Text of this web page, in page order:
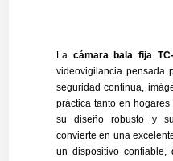
La cámara bala fija TC-
videovigilancia pensada
seguridad continua,
práctica tanto en
su diseño robusto y
convierte en una
un dispositivo